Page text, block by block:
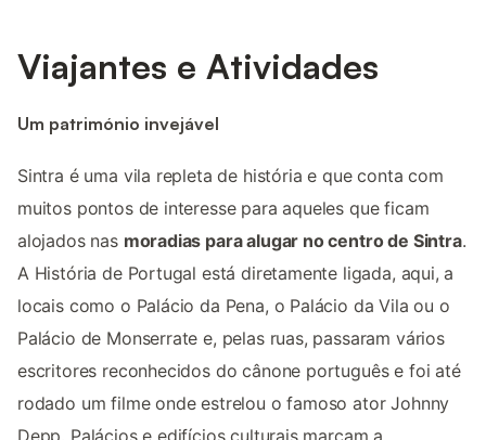
Viajantes e Atividades
Um património invejável
Sintra é uma vila repleta de história e que conta com
muitos pontos de interesse para aqueles que ficam
alojados nas moradias para alugar no centro de Sintra.
A História de Portugal está diretamente ligada, aqui, a
locais como o Palácio da Pena, o Palácio da Vila ou o
Palácio de Monserrate e, pelas ruas, passaram vários
escritores reconhecidos do cânone português e foi até
rodado um filme onde estrelou o famoso ator Johnny